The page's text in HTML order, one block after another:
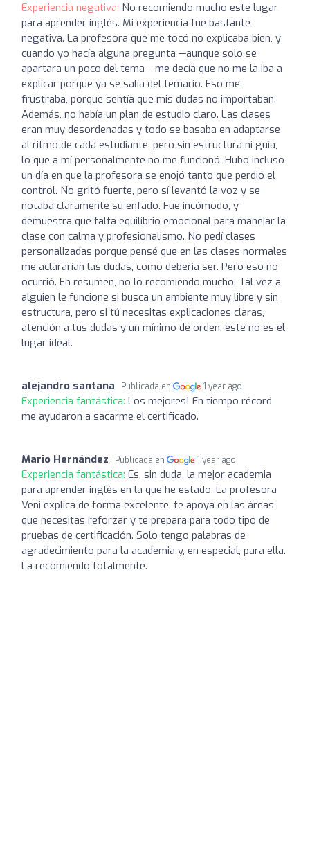
Experiencia negativa: No recomiendo mucho este lugar
para aprender inglés. Mi experiencia fue bastante
negativa. La profesora que me tocó no explicaba bien, y
cuando yo hacía alguna pregunta —aunque solo se
apartara un poco del tema— me decía que no me la iba a
explicar porque ya se salía del temario. Eso me
frustraba, porque sentía que mis dudas no importaban.
Además, no había un plan de estudio claro. Las clases
eran muy desordenadas y todo se basaba en adaptarse
al ritmo de cada estudiante, pero sin estructura ni guía,
lo que a mí personalmente no me funcionó. Hubo incluso
un día en que la profesora se enojó tanto que perdió el
control. No gritó fuerte, pero sí levantó la voz y se
notaba claramente su enfado. Fue incómodo, y
demuestra que falta equilibrio emocional para manejar la
clase con calma y profesionalismo. No pedí clases
personalizadas porque pensé que en las clases normales
me aclararían las dudas, como debería ser. Pero eso no
ocurrió. En resumen, no lo recomiendo mucho. Tal vez a
alguien le funcione si busca un ambiente muy libre y sin
estructura, pero si tú necesitas explicaciones claras,
atención a tus dudas y un mínimo de orden, este no es el
lugar ideal.
alejandro santana Publicada en 1 year ago
Experiencia fantástica: Los mejores! En tiempo récord
me ayudaron a sacarme el certificado.
Mario Hernández Publicada en 1 year ago
Experiencia fantástica: Es, sin duda, la mejor academia
para aprender inglés en la que he estado. La profesora
Veni explica de forma excelente, te apoya en las áreas
que necesitas reforzar y te prepara para todo tipo de
pruebas de certificación. Solo tengo palabras de
agradecimiento para la academia y, en especial, para ella.
La recomiendo totalmente.